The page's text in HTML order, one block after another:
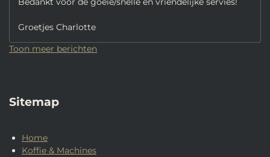
Groetjes Charlotte
Toon meer berichten
Sitemap
Home
Koffie & Machines